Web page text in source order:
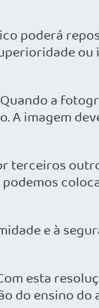
poderá
ou
a
A imagem
terceiros
e à
esta
do ensino do